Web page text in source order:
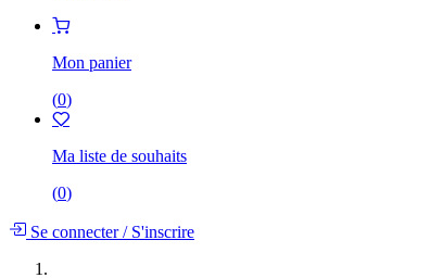
Mon panier
(0)
Ma liste de souhaits
(0)
Se connecter/S'inscrire